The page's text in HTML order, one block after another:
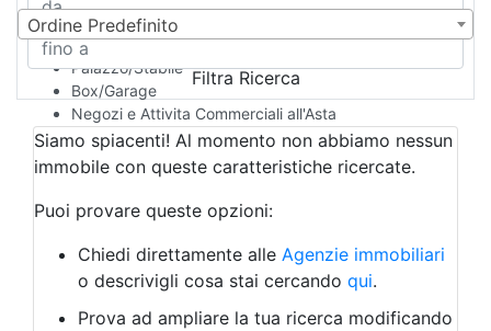
Camera d'Albergo
Multiproprietà
Palazzo/Stabile
Box/Garage
Negozi e Attivita Commerciali all'Asta
Qualsiasi
Attività/Licenza Commerciale
Azienda Agricola
Bar/Ristorante
Albergo
Laboratorio Artigianale
Negozio/locale commerciale
Agriturismo
Ordine Predefinito
Filtra Ricerca
Siamo spiacenti! Al momento non abbiamo nessun
immobile con queste caratteristiche ricercate.
Puoi provare queste opzioni:
Chiedi direttamente alle Agenzie immobiliari
o descrivigli cosa stai cercando qui.
Prova ad ampliare la tua ricerca modificando